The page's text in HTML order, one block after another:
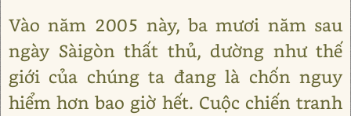
Vào năm 2005 này, ba mươi năm sau
ngày Sàigòn thất thủ, dường như thế
giới của chúng ta đang là chốn nguy
hiểm hơn bao giờ hết. Cuộc chiến tranh